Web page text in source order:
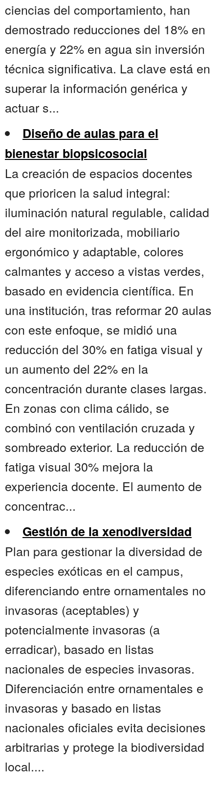
ciencias del comportamiento, han
demostrado reducciones del 18% en
energía y 22% en agua sin inversión
técnica significativa. La clave está en
superar la información genérica y
actuar s...
Diseño de aulas para el
bienestar biopsicosocial
La creación de espacios docentes
que prioricen la salud integral:
iluminación natural regulable, calidad
del aire monitorizada, mobiliario
ergonómico y adaptable, colores
calmantes y acceso a vistas verdes,
basado en evidencia científica. En
una institución, tras reformar 20 aulas
con este enfoque, se midió una
reducción del 30% en fatiga visual y
un aumento del 22% en la
concentración durante clases largas.
En zonas con clima cálido, se
combinó con ventilación cruzada y
sombreado exterior. La reducción de
fatiga visual 30% mejora la
experiencia docente. El aumento de
concentrac...
Gestión de la xenodiversidad
Plan para gestionar la diversidad de
especies exóticas en el campus,
diferenciando entre ornamentales no
invasoras (aceptables) y
potencialmente invasoras (a
erradicar), basado en listas
nacionales de especies invasoras.
Diferenciación entre ornamentales e
invasoras y basado en listas
nacionales oficiales evita decisiones
arbitrarias y protege la biodiversidad
local....